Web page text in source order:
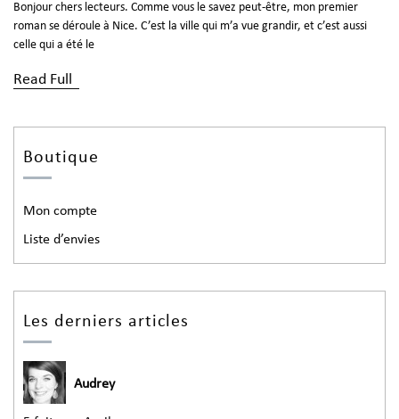
Bonjour chers lecteurs. Comme vous le savez peut-être, mon premier
roman se déroule à Nice. C’est la ville qui m’a vue grandir, et c’est aussi
celle qui a été le
Read Full
Boutique
Mon compte
Liste d’envies
Les derniers articles
Audrey